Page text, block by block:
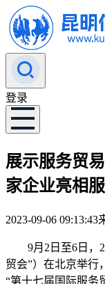
登录
展示服务贸
家企业亮相
2023-09-06 09:13:43
9月2日至6日，
贸会”）在北京举行
“第十七届国际服务